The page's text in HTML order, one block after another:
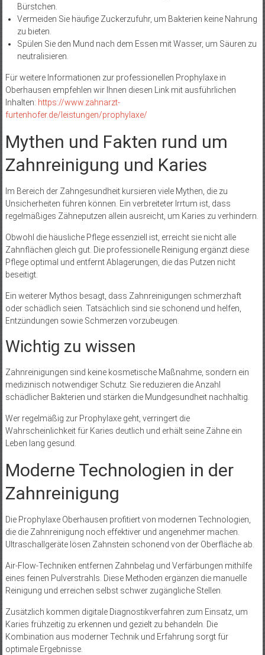
Bürstchen.
Vermeiden Sie häufige Zuckerzufuhr, um Bakterien keine Nahrung
zu bieten.
Spülen Sie den Mund nach dem Essen mit Wasser, um Säuren zu
neutralisieren.
Für weitere Informationen zur professionellen Prophylaxe in
Oberhausen empfehlen wir Ihnen diesen Link mit ausführlichen
Inhalten: https://www.zahnarzt-
furtenhofer.de/leistungen/prophylaxe/
Mythen und Fakten rund um
Zahnreinigung und Karies
Im Bereich der Zahngesundheit kursieren viele Mythen, die zu
Unsicherheiten führen können. Ein verbreiteter Irrtum ist, dass
regelmäßiges Zähneputzen allein ausreicht, um Karies zu verhindern.
Obwohl die häusliche Pflege essenziell ist, erreicht sie nicht alle
Zahnflächen gleich gut. Die professionelle Reinigung ergänzt diese
Pflege optimal und entfernt Ablagerungen, die das Putzen nicht
beseitigt.
Ein weiterer Mythos besagt, dass Zahnreinigungen schmerzhaft
oder schädlich seien. Tatsächlich sind sie schonend und helfen,
Entzündungen sowie Schmerzen vorzubeugen.
Wichtig zu wissen
Zahnreinigungen sind keine kosmetische Maßnahme, sondern ein
medizinisch notwendiger Schutz. Sie reduzieren die Anzahl
schädlicher Bakterien und stärken die Mundgesundheit nachhaltig.
Wer regelmäßig zur Prophylaxe geht, verringert die
Wahrscheinlichkeit für Karies deutlich und erhält seine Zähne ein
Leben lang gesund.
Moderne Technologien in der
Zahnreinigung
Die Prophylaxe Oberhausen profitiert von modernen Technologien,
die die Zahnreinigung noch effektiver und angenehmer machen.
Ultraschallgeräte lösen Zahnstein schonend von der Oberfläche ab.
Air-Flow-Techniken entfernen Zahnbelag und Verfärbungen mithilfe
eines feinen Pulverstrahls. Diese Methoden ergänzen die manuelle
Reinigung und erreichen selbst schwer zugängliche Stellen.
Zusätzlich kommen digitale Diagnostikverfahren zum Einsatz, um
Karies frühzeitig zu erkennen und gezielt zu behandeln. Die
Kombination aus moderner Technik und Erfahrung sorgt für
optimale Ergebnisse.